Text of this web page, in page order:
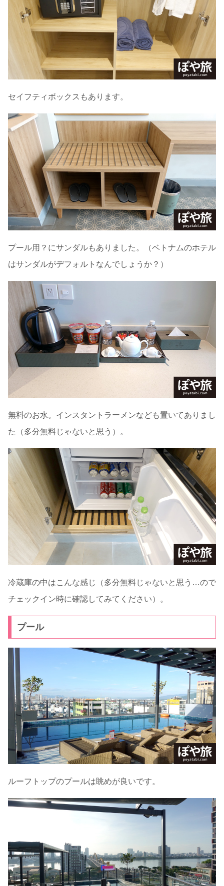
セイフティボックスもあります。
プール用？にサンダルもありました。（ベトナムのホテル
はサンダルがデフォルトなんでしょうか？）
無料のお水。インスタントラーメンなども置いてありまし
た（多分無料じゃないと思う）。
冷蔵庫の中はこんな感じ（多分無料じゃないと思う…ので
チェックイン時に確認してみてください）。
プール
ルーフトップのプールは眺めが良いです。